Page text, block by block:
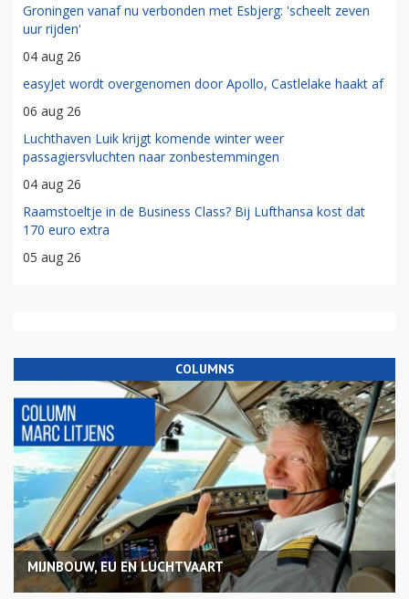
Groningen vanaf nu verbonden met Esbjerg: 'scheelt zeven
uur rijden'
04 aug 26
easyJet wordt overgenomen door Apollo, Castlelake haakt af
06 aug 26
Luchthaven Luik krijgt komende winter weer
passagiersvluchten naar zonbestemmingen
04 aug 26
Raamstoeltje in de Business Class? Bij Lufthansa kost dat
170 euro extra
05 aug 26
COLUMNS
MIJNBOUW, EU EN LUCHTVAART